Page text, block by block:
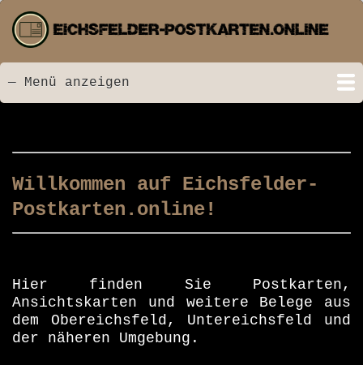
zum
Inhalt
Menü
— Menü anzeigen
Willkommen auf Eichsfelder-
Postkarten.online!
Hier finden Sie Postkarten,
Ansichtskarten und weitere Belege aus
dem Obereichsfeld, Untereichsfeld und
der näheren Umgebung.